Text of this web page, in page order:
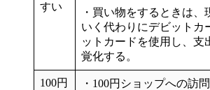
すい
・買い物をするときは、
いく代わりにデビットカ
ットカードを使用し、支
覚化する。
100円
・100円ショップへの訪